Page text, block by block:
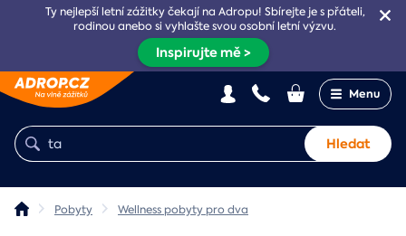
Ty nejlepší letní zážitky čekají na Adropu! Sbírejte je s přáteli,
rodinou anebo si vyhlašte svou osobní letní výzvu.
Inspirujte mě >
Menu
Hledat
Pobyty Wellness pobyty pro dva